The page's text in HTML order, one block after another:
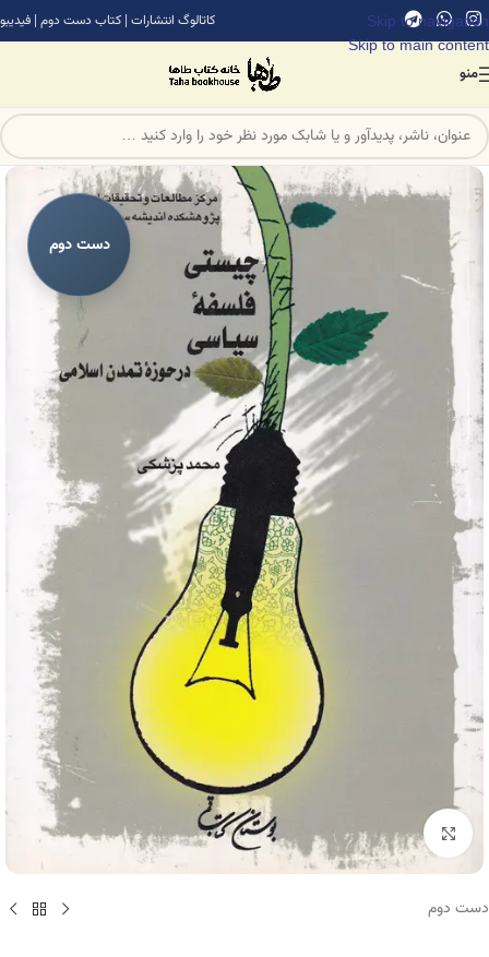
Skip to navigation
Skip to main content
کاتالوگ انتشارات | کتاب دست دوم | فیدیبو
منو
دست دوم
برای بزرگنمایی کلیک کنید
دست دوم